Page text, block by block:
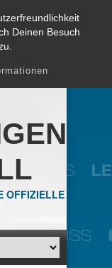
Deinen Besuch
OFFIZIELLE